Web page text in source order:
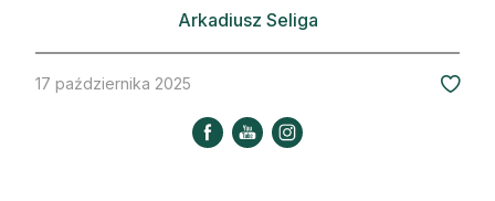
Kultura i historia
Strefa eksperta
Arkadiusz Seliga
17 października 2025